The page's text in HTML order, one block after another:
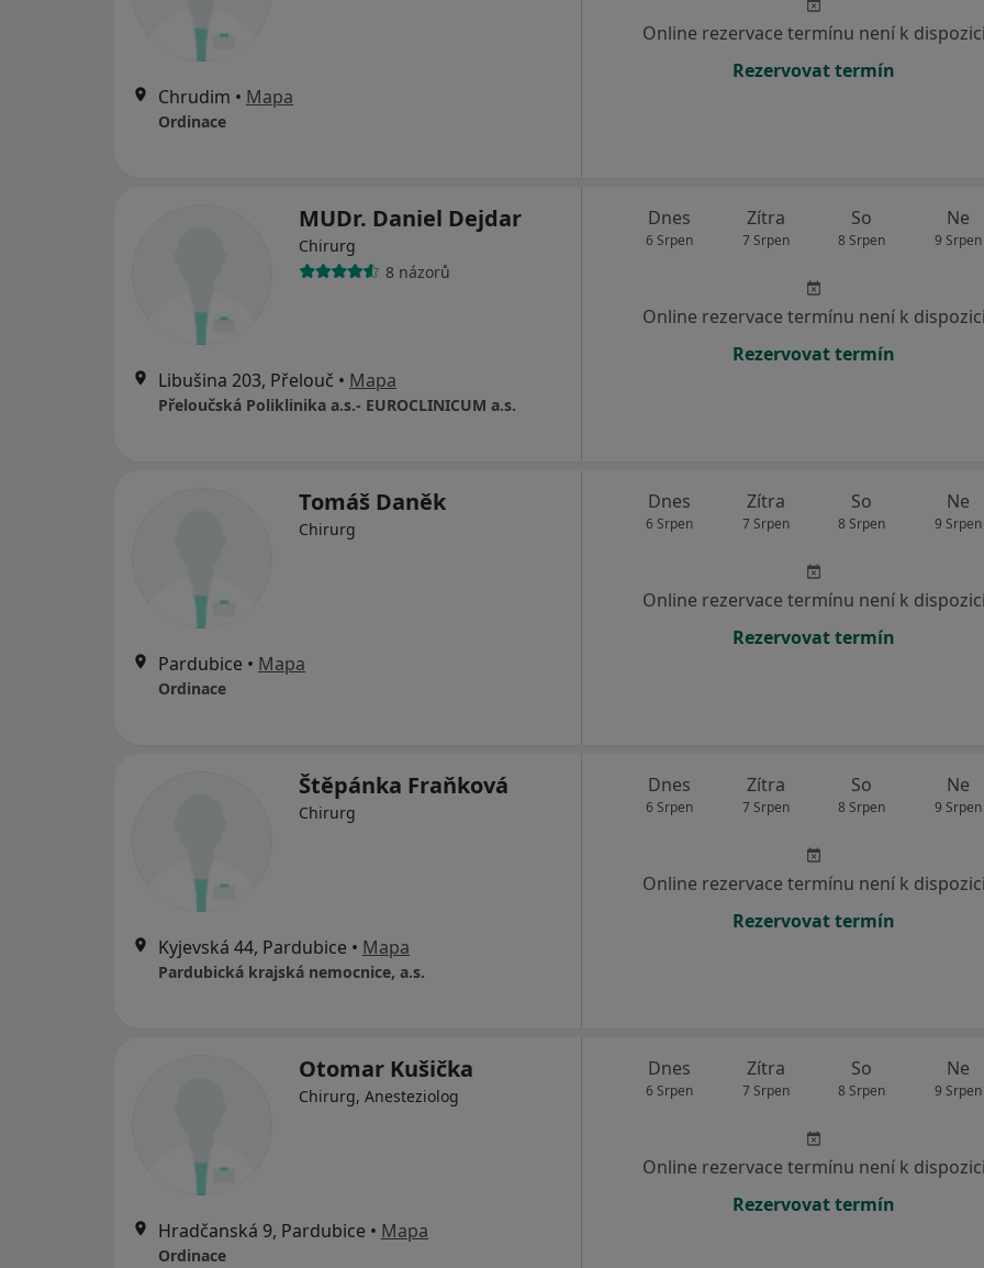
Chrudim • Mapa
Ordinace
Online rezervace termínu není k dispozici
Rezervovat termín
MUDr. Daniel Dejdar
Chirurg
8 názorů
Libušina 203, Přelouč • Mapa
Přeloučská Poliklinika a.s.- EUROCLINICUM a.s.
Dnes
6 Srpen
Zítra
7 Srpen
So
8 Srpen
Ne
9 Srpen
Online rezervace termínu není k dispozici
Rezervovat termín
Tomáš Daněk
Chirurg
Pardubice • Mapa
Ordinace
Dnes
6 Srpen
Zítra
7 Srpen
So
8 Srpen
Ne
9 Srpen
Online rezervace termínu není k dispozici
Rezervovat termín
Štěpánka Fraňková
Chirurg
Kyjevská 44, Pardubice • Mapa
Pardubická krajská nemocnice, a.s.
Dnes
6 Srpen
Zítra
7 Srpen
So
8 Srpen
Ne
9 Srpen
Online rezervace termínu není k dispozici
Rezervovat termín
Otomar Kušička
Chirurg, Anesteziolog
Hradčanská 9, Pardubice • Mapa
Ordinace
Dnes
6 Srpen
Zítra
7 Srpen
So
8 Srpen
Ne
9 Srpen
Online rezervace termínu není k dispozici
Rezervovat termín